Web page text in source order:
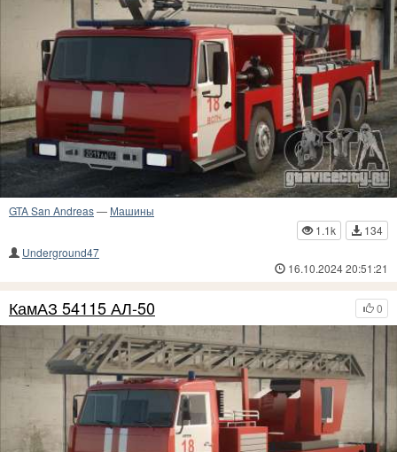
GTA San Andreas— Машины
1.1k
134
Underground47
16.10.2024 20:51:21
0
КамАЗ 54115 АЛ-50